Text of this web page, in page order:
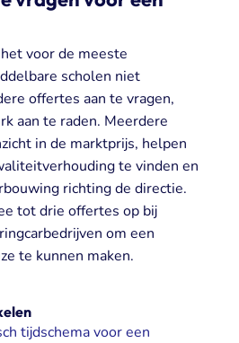
voor de meeste
scholen niet
offertes aan te vragen,
aan te raden. Meerdere
in de marktprijs, helpen
te vinden en
richting de directie.
tot drie offertes op bij
om een
te kunnen maken.
tijdschema voor een